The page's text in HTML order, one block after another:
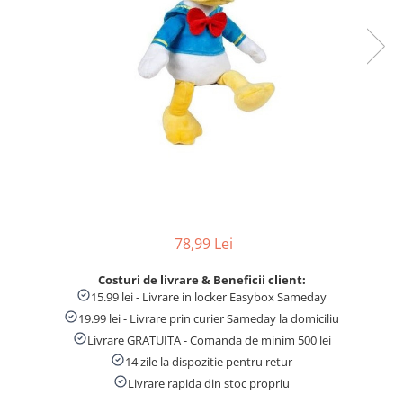
78,99 Lei
Costuri de livrare & Beneficii client:
15.99 lei - Livrare in locker Easybox Sameday
19.99 lei - Livrare prin curier Sameday la domiciliu
Livrare GRATUITA - Comanda de minim 500 lei
14 zile la dispozitie pentru retur
Livrare rapida din stoc propriu